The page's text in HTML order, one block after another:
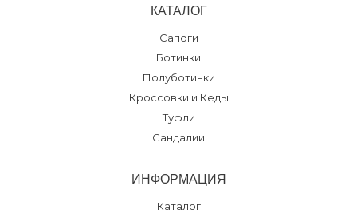
КАТАЛОГ
Сапоги
Ботинки
Полуботинки
Кроссовки и Кеды
Туфли
Сандалии
ИНФОРМАЦИЯ
Каталог